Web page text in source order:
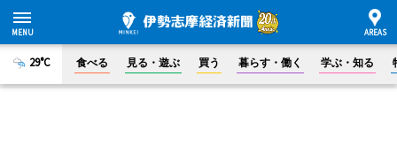
29°C 食べる 見る・遊ぶ 買う 暮らす・働く 学ぶ・知る